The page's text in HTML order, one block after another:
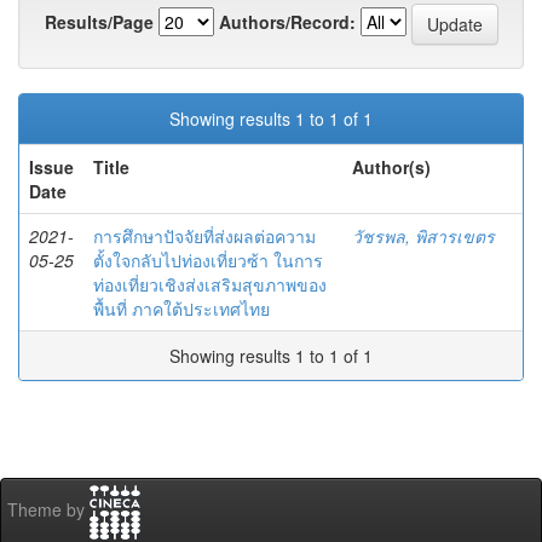
Results/Page
Authors/Record:
Showing results 1 to 1 of 1
Issue
Date
Title Author(s)
2021-
05-25
การศึกษาปัจจัยที่ส่งผลต่อความ
ตั้งใจกลับไปท่องเที่ยวซ้า ในการ
ท่องเที่ยวเชิงส่งเสริมสุขภาพของ
พื้นที่ ภาคใต้ประเทศไทย
วัชรพล, พิสารเขตร
Showing results 1 to 1 of 1
Theme by